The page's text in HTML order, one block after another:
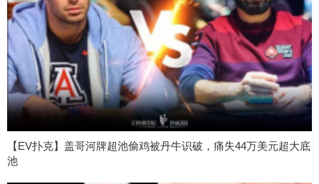
【EV扑克】盖哥河牌超池偷鸡被丹牛识破，痛失44万美元超大底
池